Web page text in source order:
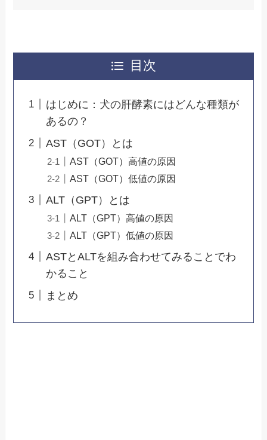
目次
はじめに：犬の肝酵素にはどんな種類が
あるの？
AST（GOT）とは
AST（GOT）高値の原因
AST（GOT）低値の原因
ALT（GPT）とは
ALT（GPT）高値の原因
ALT（GPT）低値の原因
ASTとALTを組み合わせてみることでわ
かること
まとめ